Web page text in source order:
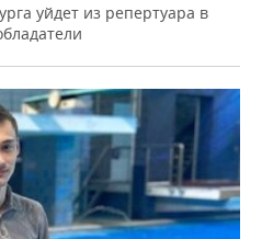
уйдет из репертуара в